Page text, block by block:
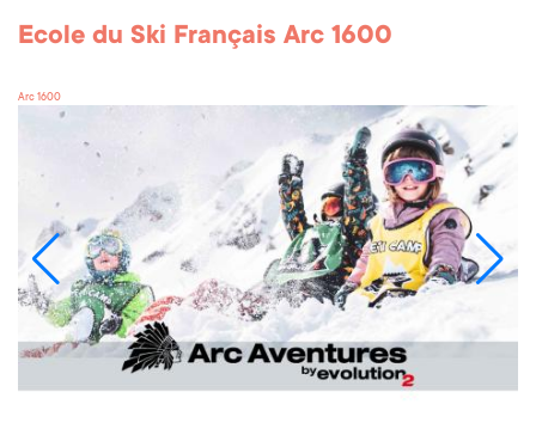
Ecole du Ski Français Arc 1600
Arc 1600